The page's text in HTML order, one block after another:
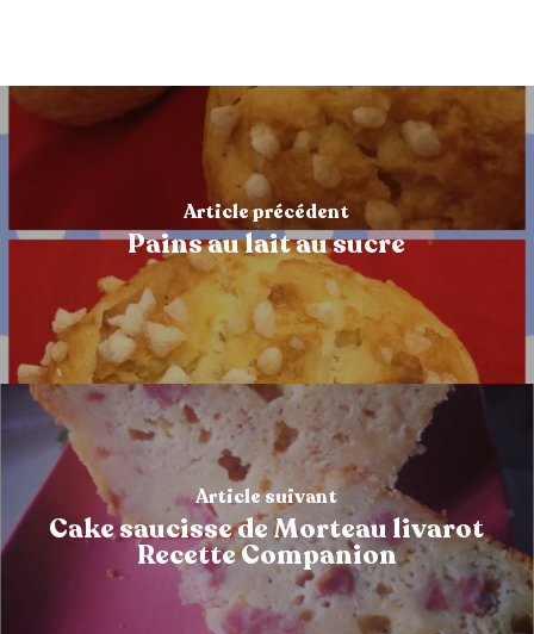
Article précédent
Pains au lait au sucre
Article suivant
Cake saucisse de Morteau livarot
Recette Companion